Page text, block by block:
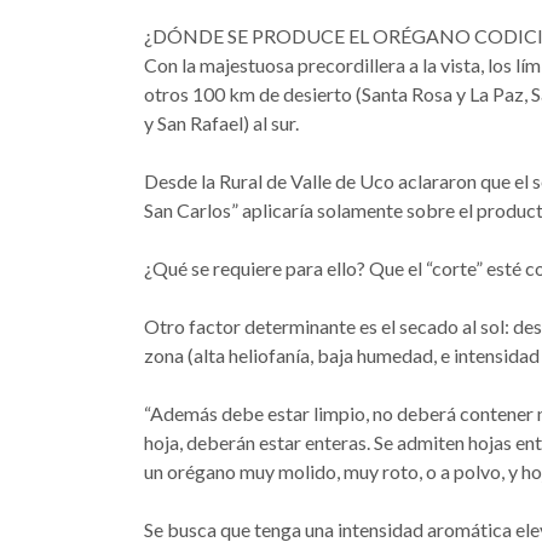
¿DÓNDE SE PRODUCE EL ORÉGANO
Con la majestuosa precordillera a la vista, los
otros 100 km de desierto (Santa Rosa y La Paz,
y San Rafael) al sur.
Desde la Rural de Valle de Uco aclararon que
San Carlos” aplicaría solamente sobre el
¿Qué se requiere para ello? Que el “corte” esté
Otro factor determinante es el secado al sol:
zona (alta heliofanía, baja humedad, e
“Además debe estar limpio, no deberá contener
hoja, deberán estar enteras. Se admiten hojas
un orégano muy molido, muy roto, o a polvo, y
Se busca que tenga una intensidad aromática